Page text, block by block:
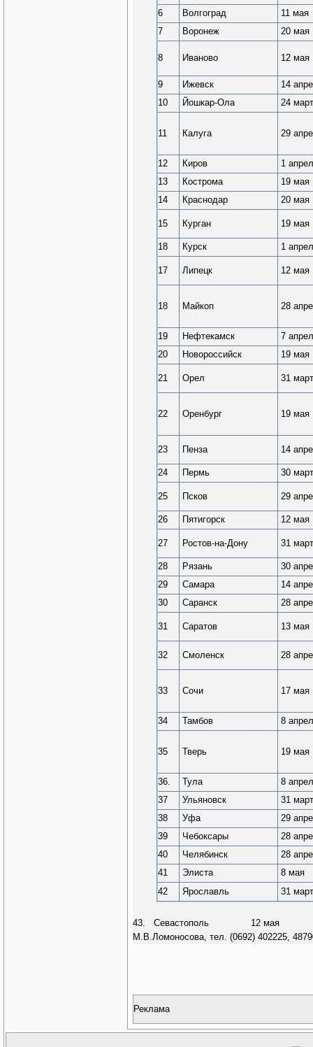
6
Волгоград
11 мая
7
Воронеж 20 мая
8 Иваново 12 мая
9 Ижевск
14
10
Йошкар-Ола 24
11 Калуга 29
12 Киров
1
13
Кострома
19 мая
14
Краснодар 20 мая
15 Курган 19 мая
18 Курск 1
17 Липецк 12 мая
18 Майкоп 28
19 Нефтекамск
7
20
Новороссийск 19 мая
21 Орел 31
22 Оренбург 19 мая
23 Пенза 14
24 Пермь 30
25 Псков 29
26 Пятигорск 12 мая
27 Ростов-на-Дону 31
28 Рязань
30
29
Самара
14
30
Саранск 28
31 Саратов 13 мая
32 Смоленск 28
33 Сочи 17 мая
34 Тамбов 8
35 Тверь 19 мая
36. Тула
8
37
Ульяновск
31
38
Уфа
29
39
Чебоксары
28
40
Челябинск
28
41
Элиста
8 мая
42
Ярославль 31
43. Севастополь 12 мая 9.00
М.В.Ломоносова, тел. (0692) 402225,
Реклама